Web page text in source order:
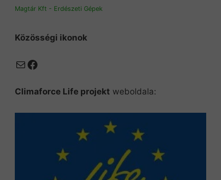
Magtár Kft - Erdészeti Gépek
Közösségi ikonok
MailFacebook
Climaforce Life projekt weboldala: